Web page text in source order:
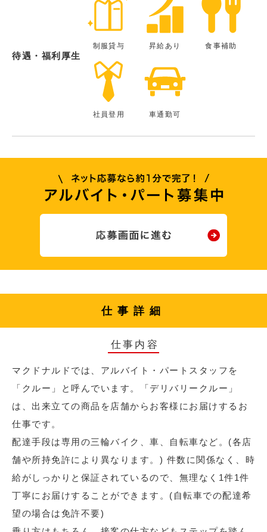
待遇・福利厚生
制服貸与 昇給あり 食事補助
社員登用 車通勤可
仕事詳細
仕事内容
マクドナルドでは、アルバイト・パートスタッフを
「クルー」と呼んでいます。「デリバリークルー」
は、出来立ての商品を店舗からお客様にお届けするお
仕事です。
配達手段は専用の三輪バイク、車、自転車など。(各店
舗や所持免許により異なります。) 件数に関係なく、時
給がしっかりと保証されているので、無理なく1件1件
丁寧にお届けすることができます。(自転車での配達希
望の場合は免許不要)